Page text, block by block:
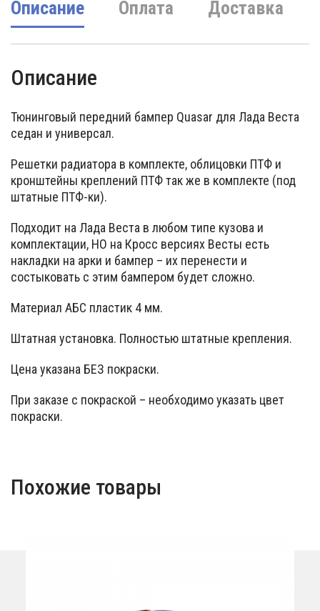
Описание Оплата Доставка
Описание
Тюнинговый передний бампер Quasar для Лада Веста
седан и универсал.
Решетки радиатора в комплекте, облицовки ПТФ и
кронштейны креплений ПТФ так же в комплекте (под
штатные ПТФ-ки).
Подходит на Лада Веста в любом типе кузова и
комплектации, НО на Кросс версиях Весты есть
накладки на арки и бампер – их перенести и
состыковать с этим бампером будет сложно.
Материал АБС пластик 4 мм.
Штатная установка. Полностью штатные крепления.
Цена указана БЕЗ покраски.
При заказе с покраской – необходимо указать цвет
покраски.
Похожие товары